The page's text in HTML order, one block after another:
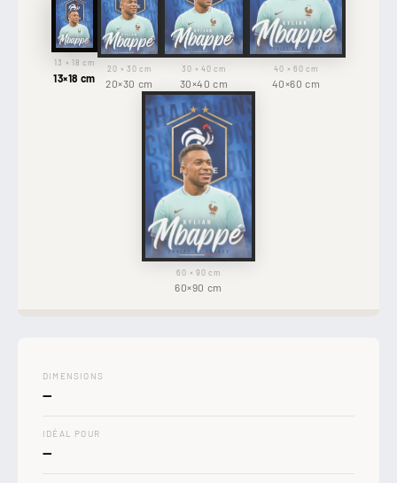
13 × 18 cm
13×18 cm
20 × 30 cm
20×30 cm
30 × 40 cm
30×40 cm
40 × 60 cm
40×60 cm
60 × 90 cm
60×90 cm
DIMENSIONS
—
IDÉAL POUR
—